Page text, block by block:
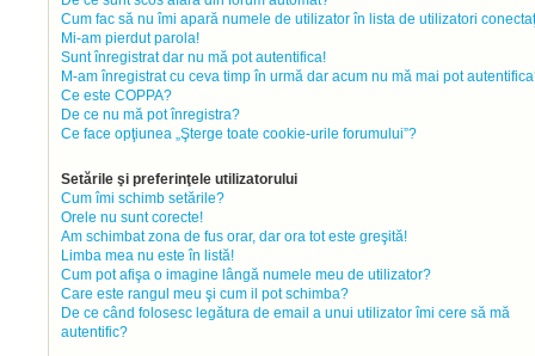
Cum fac să nu îmi apară numele de utilizator în lista de utilizatori
Mi-am pierdut parola!
Sunt înregistrat dar nu mă pot autentifica!
M-am înregistrat cu ceva timp în urmă dar acum nu mă mai pot
Ce este COPPA?
De ce nu mă pot înregistra?
Ce face opţiunea „Şterge toate cookie-urile forumului”?
Setările şi preferinţele utilizatorului
Cum îmi schimb setările?
Orele nu sunt corecte!
Am schimbat zona de fus orar, dar ora tot este greşită!
Limba mea nu este în listă!
Cum pot afişa o imagine lângă numele meu de utilizator?
Care este rangul meu şi cum il pot schimba?
De ce când folosesc legătura de email a unui utilizator îmi cere să mă
autentific?